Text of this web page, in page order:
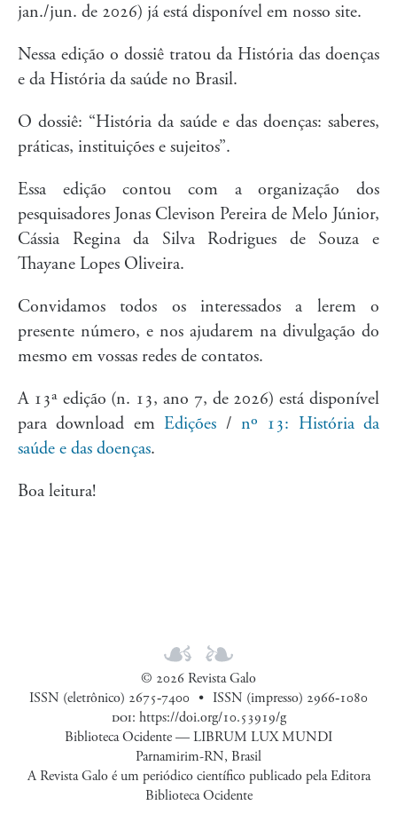
jan./jun. de 2026) já está disponível em nosso site.
Nessa edição o dossiê tratou da História das doenças
e da História da saúde no Brasil.
O dossiê: “História da saúde e das doenças: saberes,
práticas, instituições e sujeitos”.
Essa edição contou com a organização dos
pesquisadores Jonas Clevison Pereira de Melo Júnior,
Cássia Regina da Silva Rodrigues de Souza e
Thayane Lopes Oliveira.
Convidamos todos os interessados a lerem o
presente número, e nos ajudarem na divulgação do
mesmo em vossas redes de contatos.
A 13ª edição (n. 13, ano 7, de 2026) está disponível
para download emEdições / nº 13: História da
saúde e das doenças.
Boa leitura!
© 2026 Revista Galo
ISSN (eletrônico) 2675‑7400
ISSN (impresso) 2966‑1080
doi: https://doi.org/10.53919/g
Biblioteca Ocidente — LIBRUM LUX MUNDI
Parnamirim-RN, Brasil
A Revista Galo é um periódico científico publicado pela Editora
Biblioteca Ocidente